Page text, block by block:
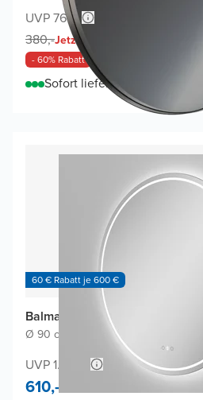
UVP 760,-
380,-Jetzt152,-
- 60% Rabatt
Sofort lieferbar
60 € Rabatt je 600 €
Balmani Ghost Touch Badspiegel
Ø 90 cm Spiegel ohne Rahmen
UVP 1.200,-
610,-